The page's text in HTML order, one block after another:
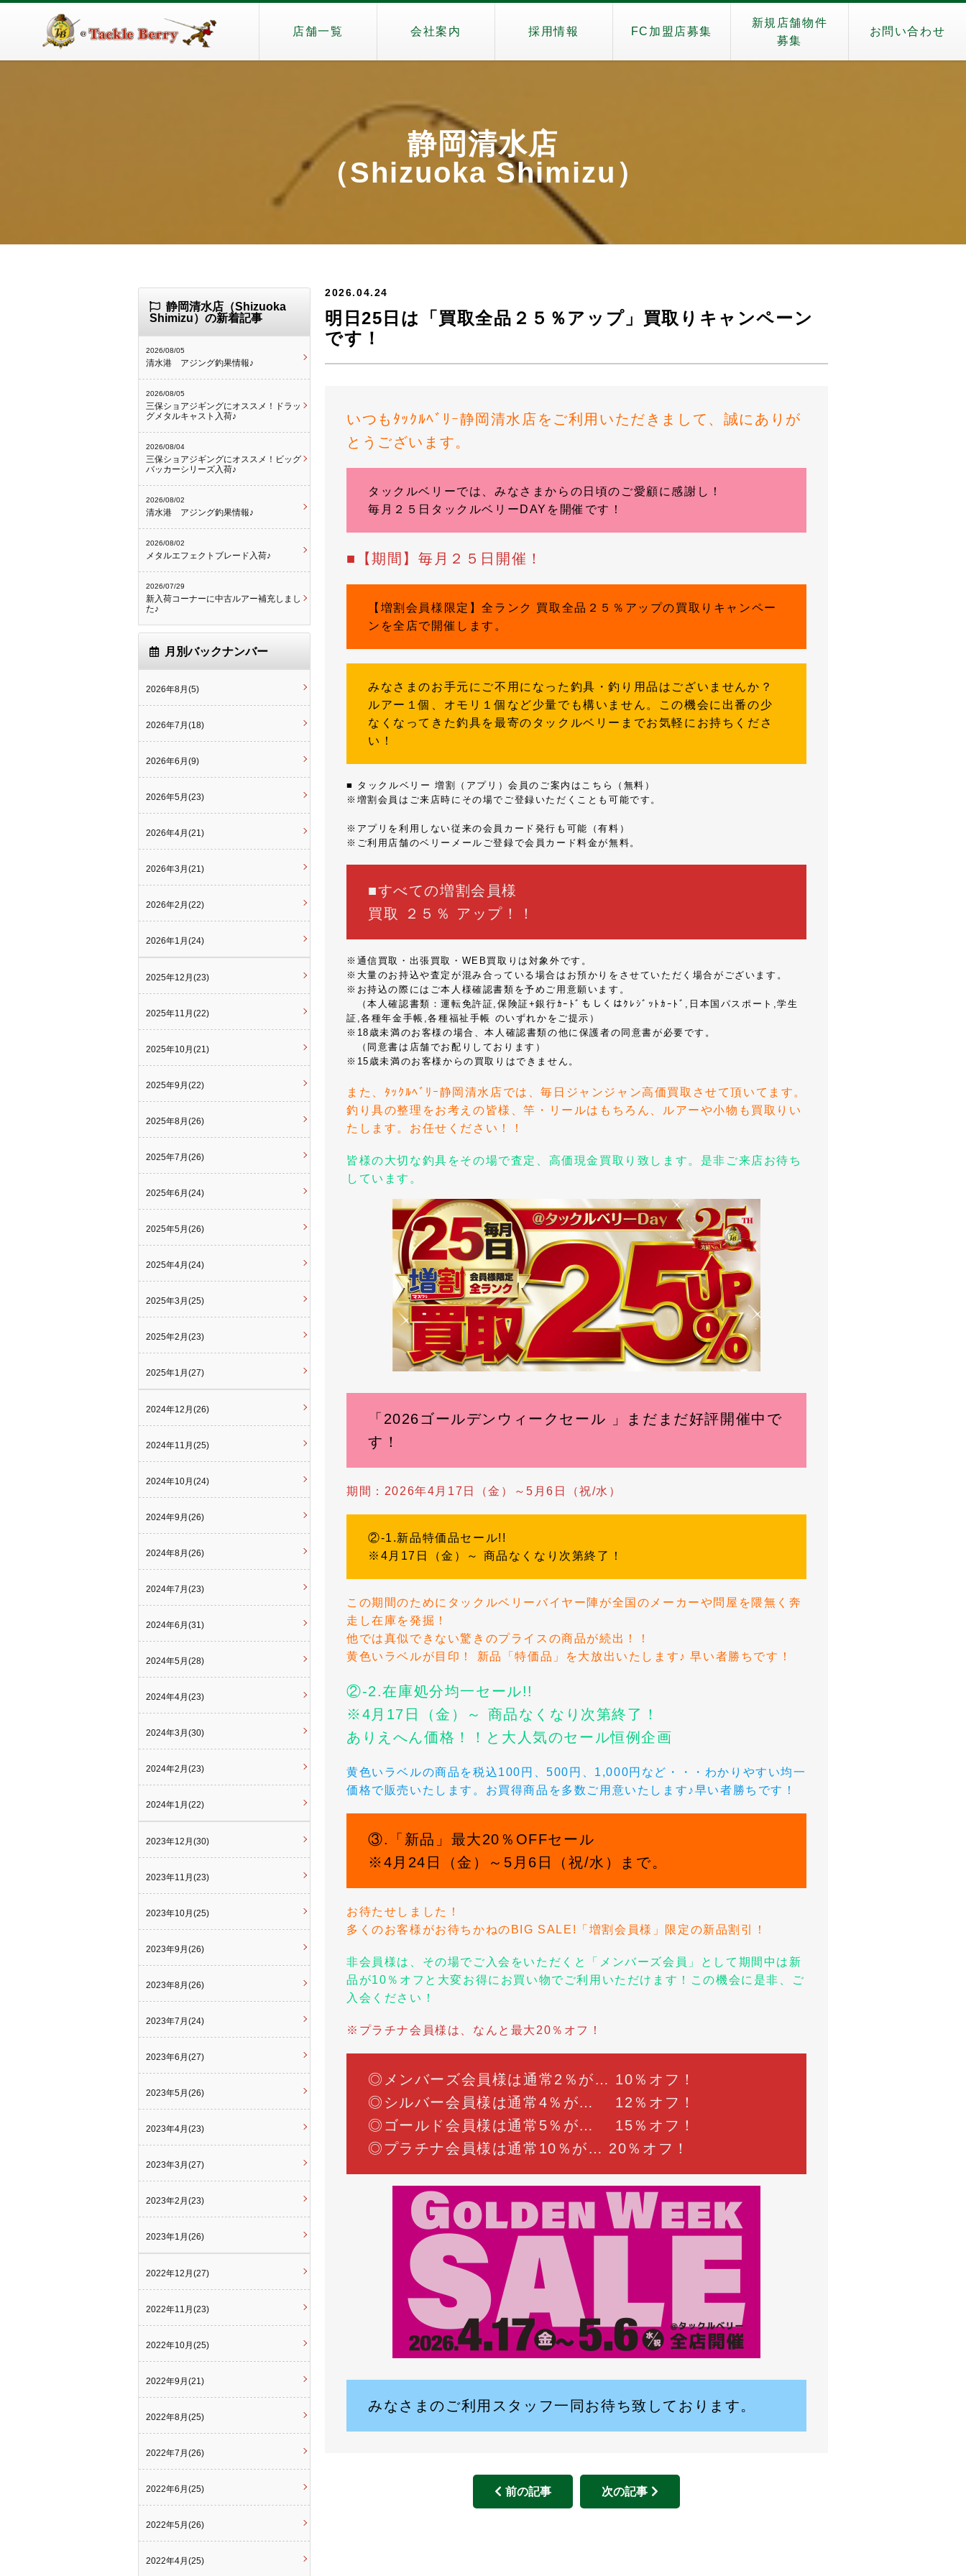
店舗一覧 会社案内 採用情報 FC加盟店募集
新規店舗物件
募集
お問い合わせ
静岡清水店
（Shizuoka Shimizu）
2026.04.24
明日25日は「買取全品２５％アップ」買取りキャンペーン
です！
いつもﾀｯｸﾙﾍﾞﾘｰ静岡清水店をご利用いただきまして、誠にありが
とうございます。
タックルベリーでは、みなさまからの日頃のご愛顧に感謝し！
毎月２５日タックルベリーDAYを開催です！
■【期間】毎月２５日開催！
【増割会員様限定】全ランク 買取全品２５％アップの買取りキャンペー
ンを全店で開催します。
みなさまのお手元にご不用になった釣具・釣り用品はございませんか？
ルアー１個、オモリ１個など少量でも構いません。この機会に出番の少
なくなってきた釣具を最寄のタックルベリーまでお気軽にお持ちくださ
い！
■ タックルベリー 増割（アプリ）会員のご案内はこちら（無料）
※増割会員はご来店時にその場でご登録いただくことも可能です。
※アプリを利用しない従来の会員カード発行も可能（有料）
※ご利用店舗のベリーメールご登録で会員カード料金が無料。
■すべての増割会員様
買取 ２５％ アップ！！
※通信買取・出張買取・WEB買取りは対象外です。
※大量のお持込や査定が混み合っている場合はお預かりをさせていただく場合がございます。
※お持込の際にはご本人様確認書類を予めご用意願います。
（本人確認書類：運転免許証,保険証+銀行ｶｰﾄﾞもしくはｸﾚｼﾞｯﾄｶｰﾄﾞ,日本国パスポート,学生
証,各種年金手帳,各種福祉手帳 のいずれかをご提示）
※18歳未満のお客様の場合、本人確認書類の他に保護者の同意書が必要です。
（同意書は店舗でお配りしております）
※15歳未満のお客様からの買取りはできません。
また、ﾀｯｸﾙﾍﾞﾘｰ静岡清水店では、毎日ジャンジャン高価買取させて頂いてます。
釣り具の整理をお考えの皆様、竿・リールはもちろん、ルアーや小物も買取りい
たします。お任せください！！
皆様の大切な釣具をその場で査定、高価現金買取り致します。是非ご来店お待ち
しています。
「2026ゴールデンウィークセール 」まだまだ好評開催中で
す！
期間：2026年4月17日（金）～5月6日（祝/水）
②-1.新品特価品セール!!
※4月17日（金）～ 商品なくなり次第終了！
この期間のためにタックルベリーバイヤー陣が全国のメーカーや問屋を隈無く奔
走し在庫を発掘！
他では真似できない驚きのプライスの商品が続出！！
黄色いラベルが目印！ 新品「特価品」を大放出いたします♪ 早い者勝ちです！
②-2.在庫処分均一セール!!
※4月17日（金）～ 商品なくなり次第終了！
ありえへん価格！！と大人気のセール恒例企画
黄色いラベルの商品を税込100円、500円、1,000円など・・・わかりやすい均一
価格で販売いたします。お買得商品を多数ご用意いたします♪早い者勝ちです！
③.「新品」最大20％OFFセール
※4月24日（金）～5月6日（祝/水）まで。
お待たせしました！
多くのお客様がお待ちかねのBIG SALE!「増割会員様」限定の新品割引！
非会員様は、その場でご入会をいただくと「メンバーズ会員」として期間中は新
品が10％オフと大変お得にお買い物でご利用いただけます！この機会に是非、ご
入会ください！
※プラチナ会員様は、なんと最大20％オフ！
◎メンバーズ会員様は通常2％が… 10％オフ！
◎シルバー会員様は通常4％が… 12％オフ！
◎ゴールド会員様は通常5％が… 15％オフ！
◎プラチナ会員様は通常10％が… 20％オフ！
みなさまのご利用スタッフ一同お待ち致しております。
前の記事 次の記事
静岡清水店（Shizuoka
Shimizu）の新着記事
2026/08/05
清水港 アジング釣果情報♪
2026/08/05
三保ショアジギングにオススメ！ドラッ
グメタルキャスト入荷♪
2026/08/04
三保ショアジギングにオススメ！ビッグ
バッカーシリーズ入荷♪
2026/08/02
清水港 アジング釣果情報♪
2026/08/02
メタルエフェクトブレード入荷♪
2026/07/29
新入荷コーナーに中古ルアー補充しまし
た♪
月別バックナンバー
2026年8月(5)
2026年7月(18)
2026年6月(9)
2026年5月(23)
2026年4月(21)
2026年3月(21)
2026年2月(22)
2026年1月(24)
2025年12月(23)
2025年11月(22)
2025年10月(21)
2025年9月(22)
2025年8月(26)
2025年7月(26)
2025年6月(24)
2025年5月(26)
2025年4月(24)
2025年3月(25)
2025年2月(23)
2025年1月(27)
2024年12月(26)
2024年11月(25)
2024年10月(24)
2024年9月(26)
2024年8月(26)
2024年7月(23)
2024年6月(31)
2024年5月(28)
2024年4月(23)
2024年3月(30)
2024年2月(23)
2024年1月(22)
2023年12月(30)
2023年11月(23)
2023年10月(25)
2023年9月(26)
2023年8月(26)
2023年7月(24)
2023年6月(27)
2023年5月(26)
2023年4月(23)
2023年3月(27)
2023年2月(23)
2023年1月(26)
2022年12月(27)
2022年11月(23)
2022年10月(25)
2022年9月(21)
2022年8月(25)
2022年7月(26)
2022年6月(25)
2022年5月(26)
2022年4月(25)